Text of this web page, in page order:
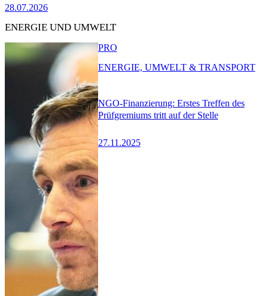
28.07.2026
ENERGIE UND UMWELT
NGO-Finanzierung: Erstes Treffen des
Prüfgremiums tritt auf der Stelle
27.11.2025
PRO
ENERGIE, UMWELT & TRANSPORT